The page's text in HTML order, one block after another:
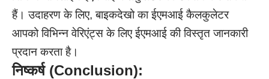
हैं। उदाहरण के लिए, बाइकदेखो का ईएमआई कैलकुलेटर
आपको विभिन्न वेरिएंट्स के लिए ईएमआई की विस्तृत जानकारी
प्रदान करता है।
निष्कर्ष (Conclusion):